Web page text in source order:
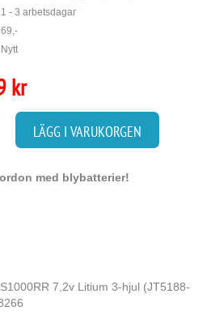
1 - 3 arbetsdagar
69,-
Nytt
kr
LÄGG I VARUKORGEN
med blybatterier!
7,2v Litium 3-hjul (JT5188-